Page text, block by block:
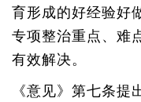
育形成的好经验好
专项整治重点、难
有效解决。
《意见》第七条